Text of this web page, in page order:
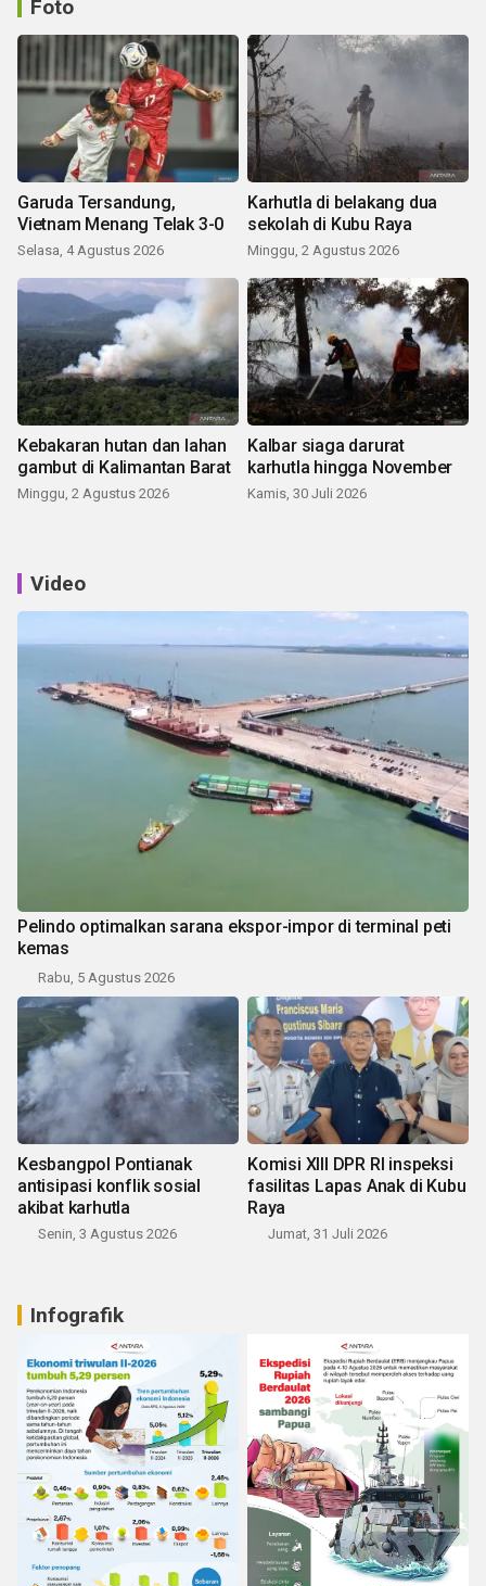
Foto
Garuda Tersandung,
Vietnam Menang Telak 3-0
Selasa, 4 Agustus 2026
Karhutla di belakang dua
sekolah di Kubu Raya
Minggu, 2 Agustus 2026
Kebakaran hutan dan lahan
gambut di Kalimantan Barat
Minggu, 2 Agustus 2026
Kalbar siaga darurat
karhutla hingga November
Kamis, 30 Juli 2026
Video
Pelindo optimalkan sarana ekspor-impor di terminal peti
kemas
Rabu, 5 Agustus 2026
Kesbangpol Pontianak
antisipasi konflik sosial
akibat karhutla
Senin, 3 Agustus 2026
Komisi XIII DPR RI inspeksi
fasilitas Lapas Anak di Kubu
Raya
Jumat, 31 Juli 2026
Infografik